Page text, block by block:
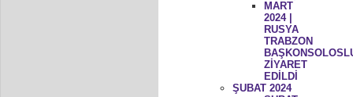
MART
2024 |
RUSYA
TRABZON
ZİYARET
EDİLDİ
ŞUBAT 2024